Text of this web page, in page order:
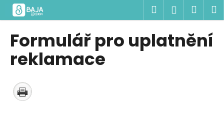
Přejít
obsah
Hledat
Formulář pro uplatnění
reklamace
o
C
o
p
o